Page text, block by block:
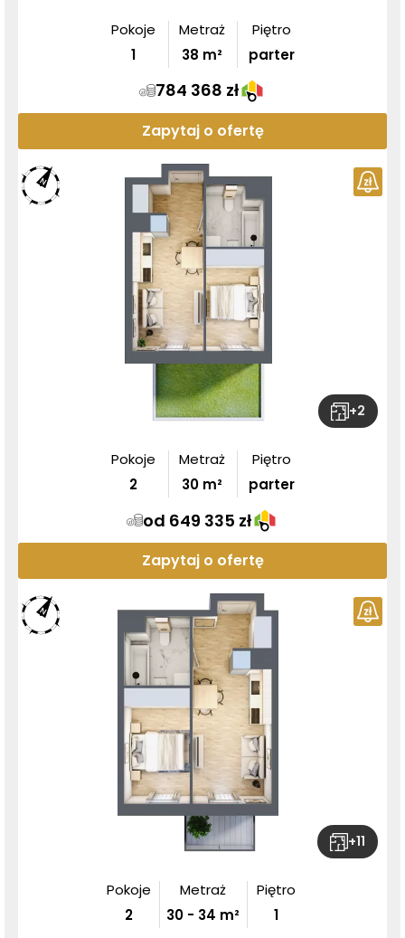
Pokoje
1
Metraż
38 m²
Piętro
parter
784 368 zł
Zapytaj o ofertę
+2
Pokoje
2
Metraż
30 m²
Piętro
parter
od 649 335 zł
Zapytaj o ofertę
+11
Pokoje
2
Metraż
30- 34 m²
Piętro
1